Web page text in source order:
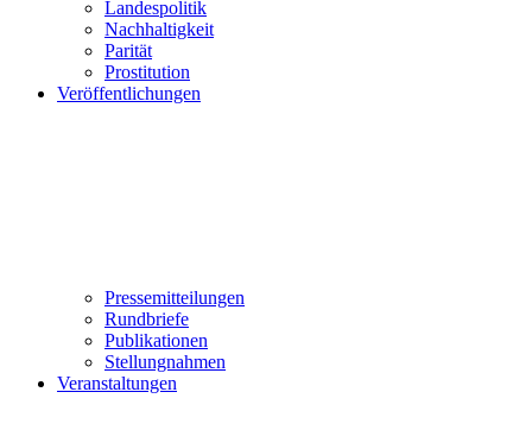
Landespolitik
Nachhaltigkeit
Parität
Prostitution
Veröffentlichungen
Pressemitteilungen
Rundbriefe
Publikationen
Stellungnahmen
Veranstaltungen